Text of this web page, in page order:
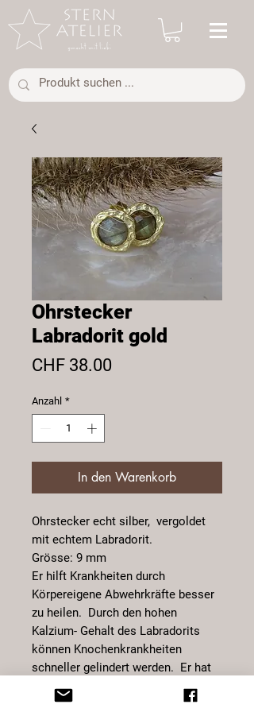
Ohrstecker
Labradorit gold
CHF 38.00
Anzahl *
In den Warenkorb
Ohrstecker echt silber, vergoldet
mit echtem Labradorit.
Grösse: 9 mm
Er hilft Krankheiten durch
Körpereigene Abwehrkräfte besser
zu heilen. Durch den hohen
Kalzium- Gehalt des Labradorits
können Knochenkrankheiten
schneller gelindert werden. Er hat
eine stark beruhigende und
augleichende Eigenschaft auf die